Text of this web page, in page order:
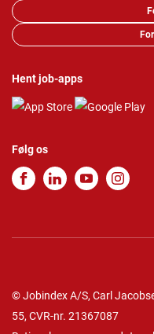
Hent job-apps
Følg os
© Jobindex A/S, Carl
55, CVR-nr. 21367087